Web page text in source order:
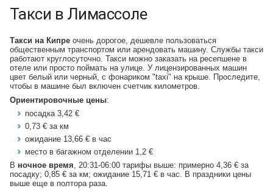
Такси в Лимассоле
Такси на Кипре очень дорогое, дешевле пользоваться
общественным транспортом или арендовать машину. Службы такси
работают круглосуточно. Такси можно заказать на ресепшене в
отеле или просто поймать на улице. У лицензированных машин
цвет белый или черный, с фонариком "taxi" на крыше. Проследите,
чтобы в машине был включен счетчик километров.
Ориентировочные цены:
посадка 3,42 €
0,73 € за км
ожидание 13,66 € в час
место в багажном отделении 1,2 €
В ночное время, 20:31-06:00 тарифы выше: примерно 4,36 € за
посадку; 0,85 € за км; ожидание 15,71 € в час. В праздники цены
выше еще в полтора раза.